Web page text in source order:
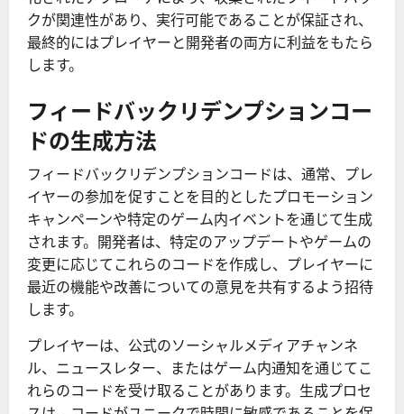
クが関連性があり、実行可能であることが保証され、
最終的にはプレイヤーと開発者の両方に利益をもたら
します。
フィードバックリデンプションコー
ドの生成方法
フィードバックリデンプションコードは、通常、プレ
イヤーの参加を促すことを目的としたプロモーション
キャンペーンや特定のゲーム内イベントを通じて生成
されます。開発者は、特定のアップデートやゲームの
変更に応じてこれらのコードを作成し、プレイヤーに
最近の機能や改善についての意見を共有するよう招待
します。
プレイヤーは、公式のソーシャルメディアチャンネ
ル、ニュースレター、またはゲーム内通知を通じてこ
れらのコードを受け取ることがあります。生成プロセ